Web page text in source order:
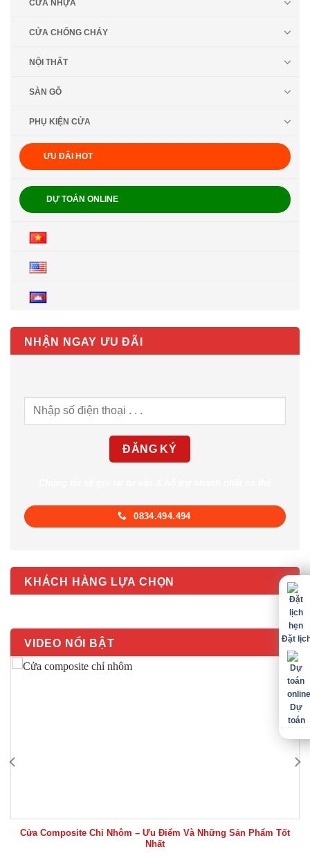
CỬA NHỰA
CỬA CHỐNG CHÁY
NỘI THẤT
SÀN GỖ
PHỤ KIỆN CỬA
ƯU ĐÃI HOT
DỰ TOÁN ONLINE
NHẬN NGAY ƯU ĐÃI
0834.494.494
KHÁCH HÀNG LỰA CHỌN
VIDEO NỔI BẬT
Cửa Composite Chỉ Nhôm – Ưu Điểm Và Những Sản Phẩm Tốt
Nhất
Đặt
Dự
toán